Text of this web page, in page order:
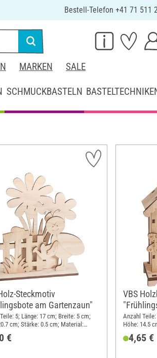
Bestell-Telefon +41 71 511
MARKEN SALE
SCHMUCKBASTELN
Steckmotiv
am Gartenzaun"
5; Länge: 17 cm; Breite: 5 cm;
cm; Stärke: 0.5 cm; Material:
€
VBS
Anzahl
Höhe: 14.5
4,65 €